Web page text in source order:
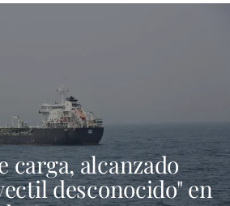
carga, alcanzado
desconocido" en